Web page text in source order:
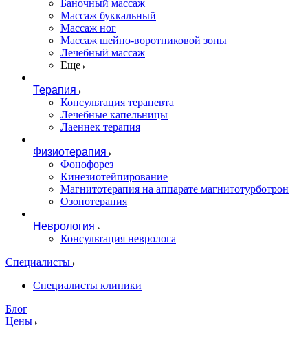
Баночный массаж
Массаж буккальный
Массаж ног
Массаж шейно-воротниковой зоны
Лечебный массаж
Еще
Терапия
Консультация терапевта
Лечебные капельницы
Лаеннек терапия
Физиотерапия
Фонофорез
Кинезиотейпирование
Магнитотерапия на аппарате магнитотурботрон
Озонотерапия
Неврология
Консультация невролога
Специалисты
Специалисты клиники
Блог
Цены